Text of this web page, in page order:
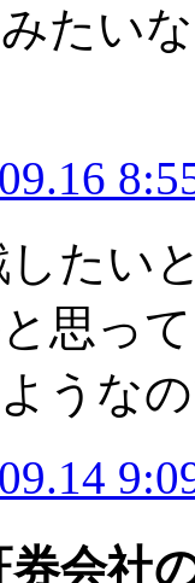
たい
たい
思っ
うな
会社